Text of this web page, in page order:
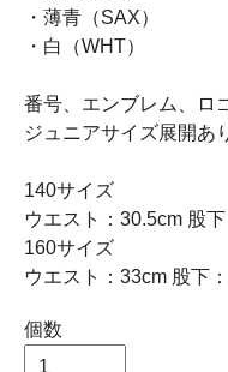
・薄青（SAX）
・白（WHT）
番号、エンブレム、ロ
ジュニアサイズ展開あ
140サイズ
ウエスト：30.5cm 股
160サイズ
ウエスト：33cm 股下
個数